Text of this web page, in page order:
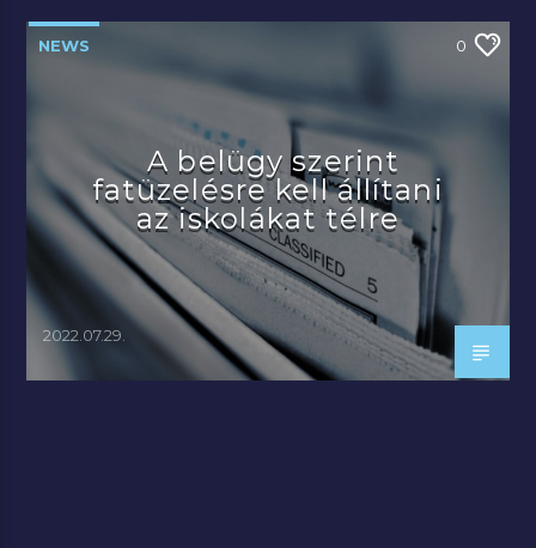
NEWS 0
A belügy szerint
fatüzelésre kell állítani
az iskolákat télre
2022.07.29.